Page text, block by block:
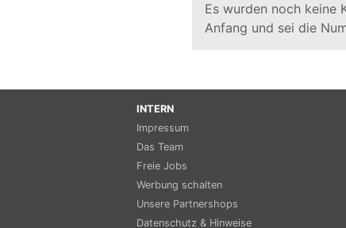
Es wurden noch keine
Anfang und sei die
INTERN
Impressum
Das Team
Freie Jobs
Werbung schalten
Unsere Partnershops
Datenschutz & Hinweise